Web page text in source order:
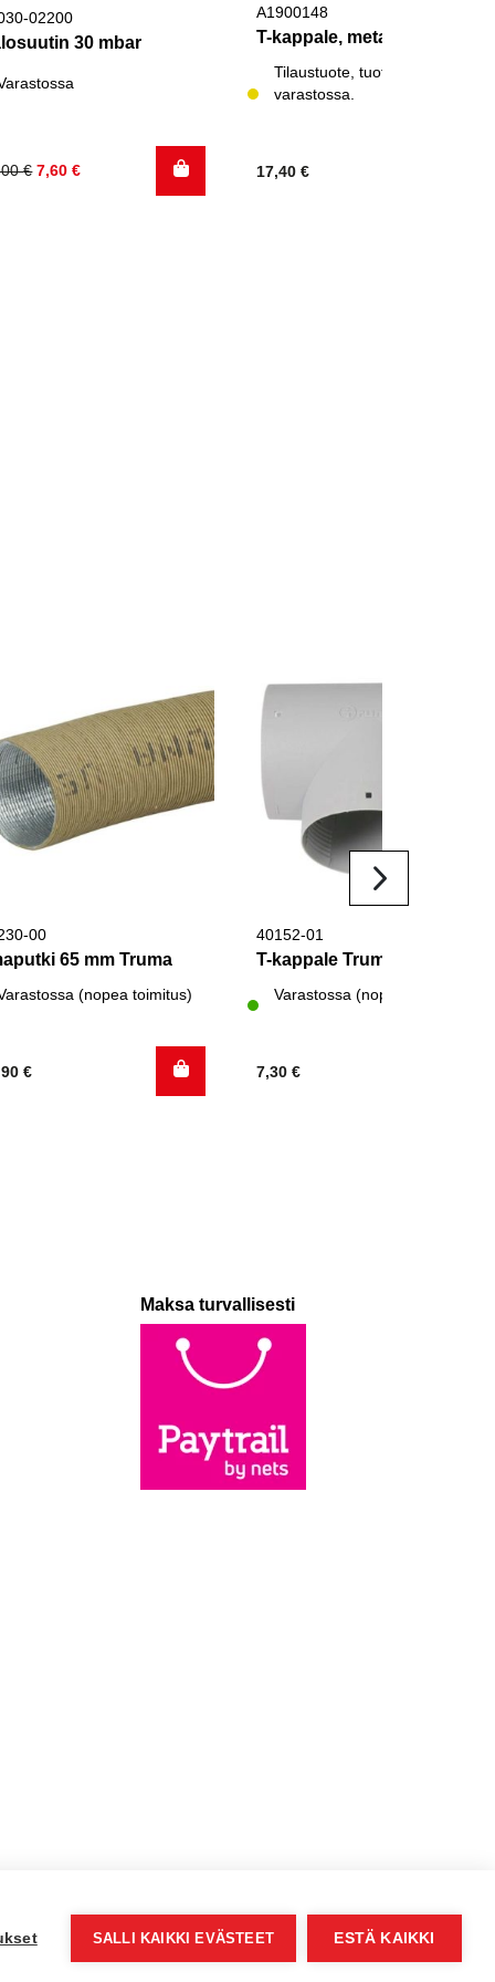
02200
30 mbar
€ 7,60€
A1900148
T-kappale, metalli 22 mm
Tilaustuote, tuotetta ei
varastossa.
17,40€
00
65 mm Truma
(nopea toimitus)
€
40152-01
T-kappale Truma
Varastossa (nopea toimitus)
7,30€
Maksa turvallisesti
© Jyväs-Caravan 2026
SALLI KAIKKI EVÄSTEET ESTÄ KAIKKI